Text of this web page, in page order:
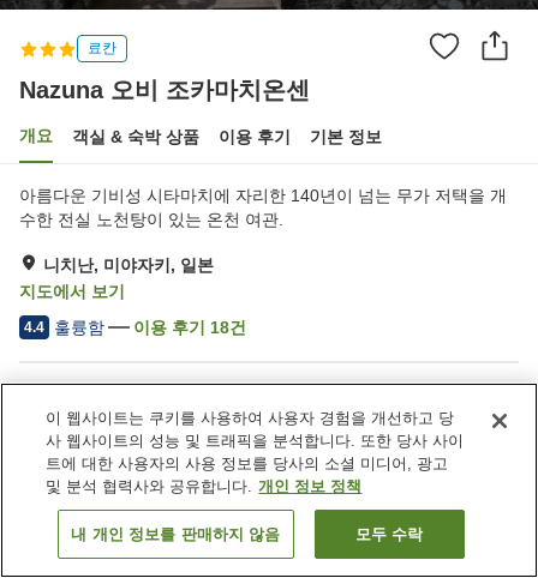
료칸
Nazuna 오비 조카마치온센
개요 객실 & 숙박 상품 이용 후기 기본 정보
아름다운 기비성 시타마치에 자리한 140년이 넘는 무가 저택을 개
수한 전실 노천탕이 있는 온천 여관.
니치난, 미야자키, 일본
지도에서 보기
4.4 훌륭함 이용 후기 18건
주차장 대욕장 (온천)
일본 미야자키 니치난 Nazuna 오비 조카마치온센
객실 보기
이 웹사이트는 쿠키를 사용하여 사용자 경험을 개선하고 당
사 웹사이트의 성능 및 트래픽을 분석합니다. 또한 당사 사이
트에 대한 사용자의 사용 정보를 당사의 소셜 미디어, 광고
및 분석 협력사와 공유합니다. 개인 정보 정책
내 개인 정보를 판매하지 않음 모두 수락